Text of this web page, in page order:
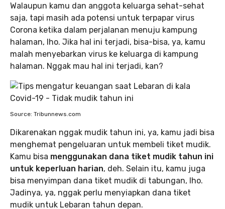
Walaupun kamu dan anggota keluarga sehat-sehat
saja, tapi masih ada potensi untuk terpapar virus
Corona ketika dalam perjalanan menuju kampung
halaman, lho. Jika hal ini terjadi, bisa-bisa, ya, kamu
malah menyebarkan virus ke keluarga di kampung
halaman. Nggak mau hal ini terjadi, kan?
Source: Tribunnews.com
Dikarenakan nggak mudik tahun ini, ya, kamu jadi bisa
menghemat pengeluaran untuk membeli tiket mudik.
Kamu bisa menggunakan dana tiket mudik tahun ini
untuk keperluan harian, deh. Selain itu, kamu juga
bisa menyimpan dana tiket mudik di tabungan, lho.
Jadinya, ya, nggak perlu menyiapkan dana tiket
mudik untuk Lebaran tahun depan.